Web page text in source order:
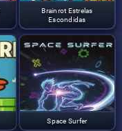
Brainrot Estrelas
Escondidas
Space Surfer